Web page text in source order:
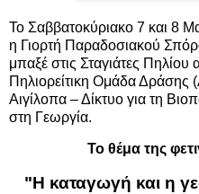
Το Σαββατοκύριακο 7 και 8
η Γιορτή Παραδοσιακού
μπαξέ στις Σταγιάτες Πηλίου
Πηλιορείτικη Ομάδα
Αιγίλοπα – Δίκτυο για τη
στη Γεωργία.
Το θέμα της
"Η καταγωγή και η